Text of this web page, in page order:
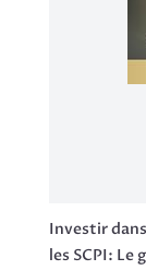
Investir
les SCPI: